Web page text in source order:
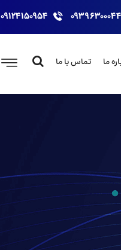
۰۹۳۹۶۳۰۰۰۴۴ ۰۹۱۲۴۱۵۰۹۵۴
ما تماس با ما